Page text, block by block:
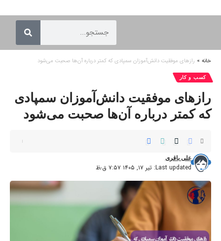
خانه » رازهای موفقیت دانش‌آموزان سمپادی که کمتر درباره آن‌ها صحبت می‌شود
کسب و کار
رازهای موفقیت دانش‌آموزان سمپادی
که کمتر درباره آن‌ها صحبت می‌شود
Last updated: تیر ۱۷, ۱۴۰۵ ۷:۵۷ ق٫ظ
علی باقری